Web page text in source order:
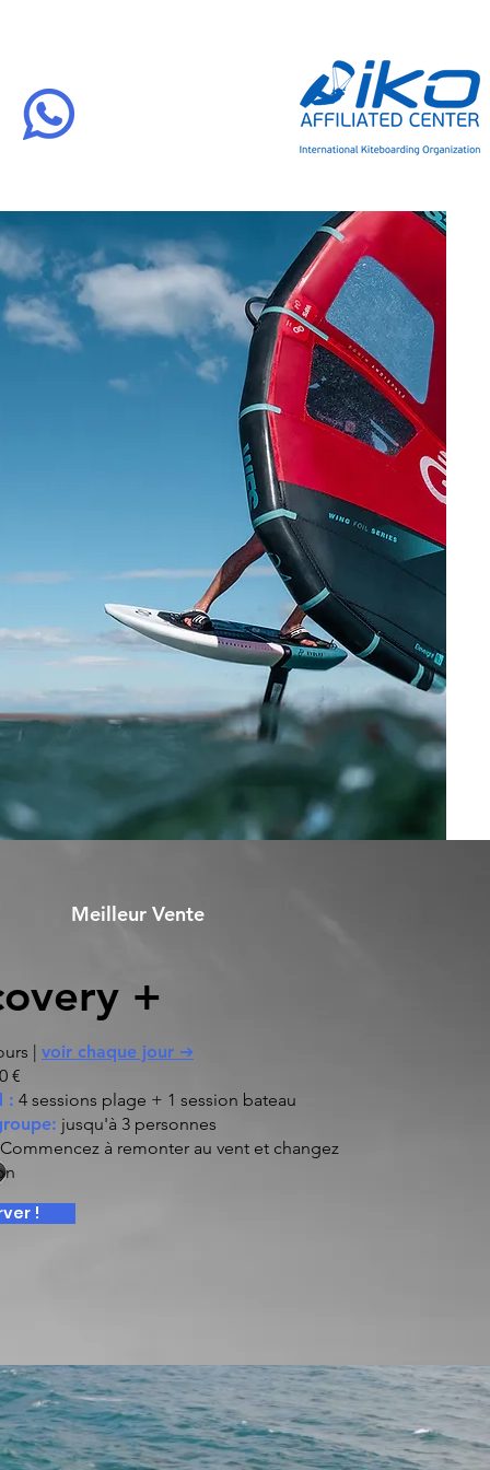
+
| voir chaque jour ➔
€
: 4 sessions plage + 1 session bateau
jusqu'à 3 personnes
à remonter au vent et changez
!
Meilleur Vente